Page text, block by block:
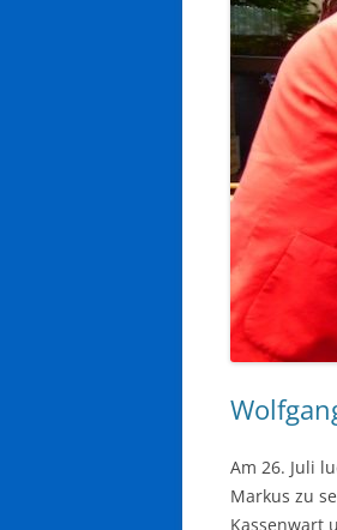
Am 26. Juli
Markus zu
Kassenwart